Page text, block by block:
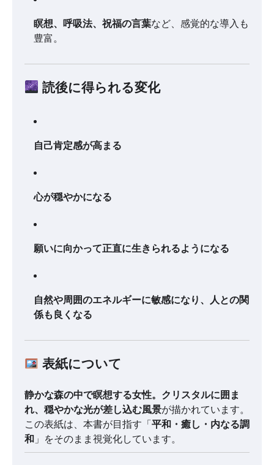
瞑想、呼吸法、祝福の言葉など、感覚的な導入も
豊富。
読後に得られる変化
自己肯定感が高まる
心が穏やかになる
願いに向かって正直に生きられるようになる
自然や周囲のエネルギーに敏感になり、人との関
係も良くなる
表紙について
静かな森の中で瞑想する女性。クリスタルに囲ま
れ、穏やかな光が差し込む風景が描かれています。
この表紙は、本書が目指す「平和・癒し・内なる調
和 」をそのまま視覚化しています。